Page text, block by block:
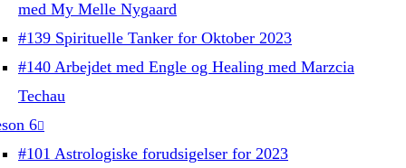
med My Melle Nygaard
#139 Spirituelle Tanker for Oktober 2023
#140 Arbejdet med Engle og Healing med Marzcia
Techau
6
#101 Astrologiske forudsigelser for 2023